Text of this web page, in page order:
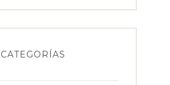
CATEGORÍAS